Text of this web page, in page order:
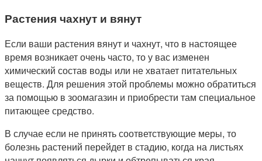
Растения чахнут и вянут
Если ваши растения вянут и чахнут, что в настоящее
время возникает очень часто, то у вас изменен
химический состав воды или не хватает питательных
веществ. Для решения этой проблемы можно обратиться
за помощью в зоомагазин и приобрести там специальное
питающее средство.
В случае если не принять соответствующие меры, то
болезнь растений перейдет в стадию, когда на листьях